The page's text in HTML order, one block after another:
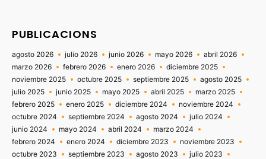
PUBLICACIONS
agosto 2026 julio 2026 junio 2026 mayo 2026
abril 2026
marzo 2026
febrero 2026 enero 2026
diciembre 2025
noviembre 2025
octubre 2025 septiembre 2025
agosto 2025
julio 2025
junio 2025 mayo 2025 abril 2025
marzo 2025
febrero 2025
enero 2025 diciembre 2024
noviembre 2024
octubre 2024
septiembre 2024 agosto 2024
julio 2024
junio 2024
mayo 2024 abril 2024
marzo 2024
febrero 2024
enero 2024 diciembre 2023
noviembre 2023
octubre 2023
septiembre 2023 agosto 2023
julio 2023